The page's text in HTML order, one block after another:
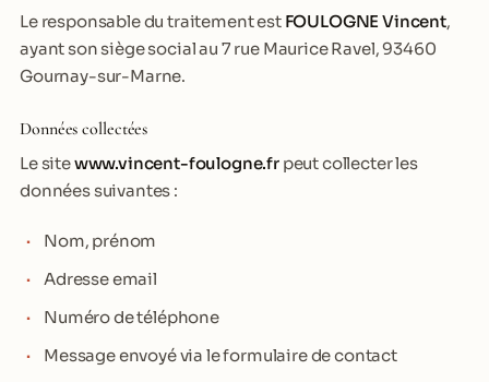
Le responsable du traitement est FOULOGNE Vincent,
ayant son siège social au 7 rue Maurice Ravel, 93460
Gournay-sur-Marne.
Données collectées
Le sitewww.vincent-foulogne.frpeut collecter les
données suivantes :
Nom, prénom
Adresse email
Numéro de téléphone
Message envoyé via le formulaire de contact